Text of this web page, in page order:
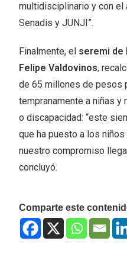
multidisciplinario y con
Senadis y JUNJI”.
Finalmente, el seremi de
Felipe Valdovinos,
de 65 millones de pesos
tempranamente a niñas
o discapacidad: “este
que ha puesto a los
nuestro compromiso
concluyó.
Comparte este